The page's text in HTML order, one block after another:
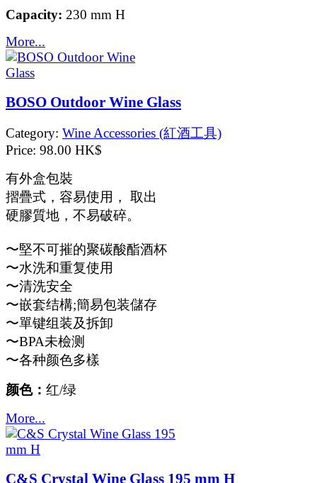
Capacity: 230 mm H
More...
BOSO Outdoor Wine Glass
Category: Wine Accessories (紅酒工具)
Price: 98.00 HK$
有外盒包裝
摺疊式，容易使用， 取出
硬膠質地，不易破碎。
〜堅不可摧的聚碳酸酯酒杯
〜水洗和重复使用
〜清洗安全
〜嵌套结構;簡易包装儲存
〜單键组装及拆卸
〜BPA未檢测
〜各种颜色多樣
颜色： 红/绿
More...
C&S Crystal Wine Glass 195 mm H